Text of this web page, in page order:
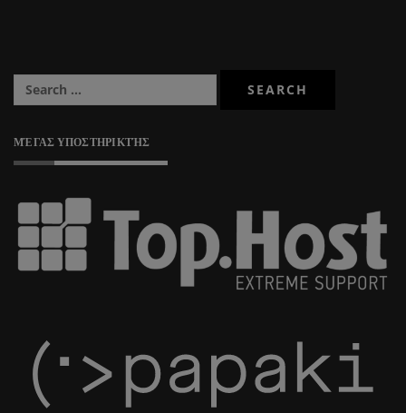
ΜΈΓΑΣ ΥΠΟΣΤΗΡΙΚΤΉΣ